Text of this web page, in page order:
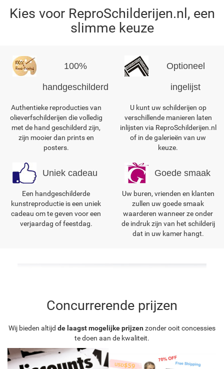
Kies voor ReproSchilderijen.nl, een
slimme keuze
100%
handgeschilderd
Authentieke reproducties van
olieverfschilderijen die volledig
met de hand geschilderd zijn,
zijn mooier dan prints en
posters.
Optioneel
ingelijst
U kunt uw schilderijen op
verschillende manieren laten
inlijsten via ReproSchilderijen.nl
of in de galerieën van uw
keuze.
Uniek cadeau
Een handgeschilderde
kunstreproductie is een uniek
cadeau om te geven voor een
verjaardag of feestdag.
Goede smaak
Uw buren, vrienden en klanten
zullen uw goede smaak
waarderen wanneer ze onder
de indruk zijn van het schilderij
dat in uw kamer hangt.
Concurrerende prijzen
Wij bieden altijd de laagst mogelijke prijzen zonder ooit concessies
te doen aan de kwaliteit.